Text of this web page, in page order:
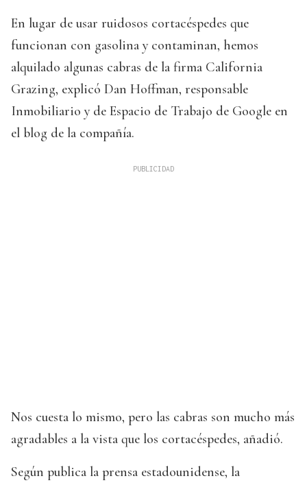
En lugar de usar ruidosos cortacéspedes que
funcionan con gasolina y contaminan, hemos
alquilado algunas cabras de la firma California
Grazing, explicó Dan Hoffman, responsable
Inmobiliario y de Espacio de Trabajo de Google en
el blog de la compañía.
Nos cuesta lo mismo, pero las cabras son mucho más
agradables a la vista que los cortacéspedes, añadió.
Según publica la prensa estadounidense, la